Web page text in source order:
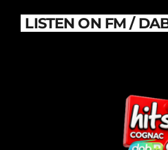
LISTEN ON FM /